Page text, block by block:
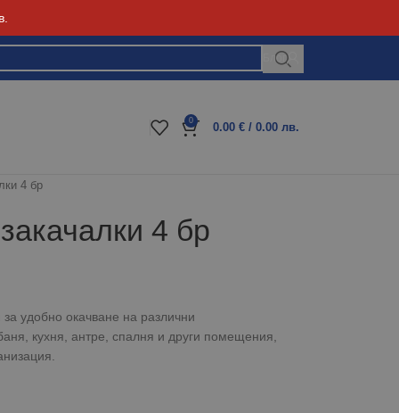
Блог
0
0.00 € / 0.00 лв.
4 бр
4 бр
удобно окачване на различни
кухня, антре, спалня и други помещения,